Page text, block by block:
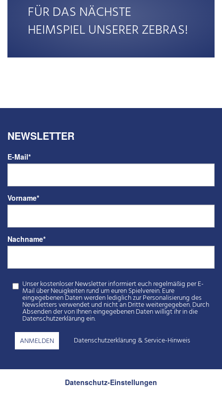
FÜR DAS NÄCHSTE
HEIMSPIEL UNSERER ZEBRAS!
NEWSLETTER
E-Mail*
Vorname*
Nachname*
Unser kostenloser Newsletter informiert euch regelmäßig per E-
Mail über Neuigkeiten rund um euren Spielverein. Eure
eingegebenen Daten werden lediglich zur Personalisierung des
Newsletters verwendet und nicht an Dritte weitergegeben. Durch
Absenden der von Ihnen eingegebenen Daten willigt ihr in die
Datenschutzerklärung ein.
Datenschutzerklärung &Service-Hinweis
Datenschutz-Einstellungen